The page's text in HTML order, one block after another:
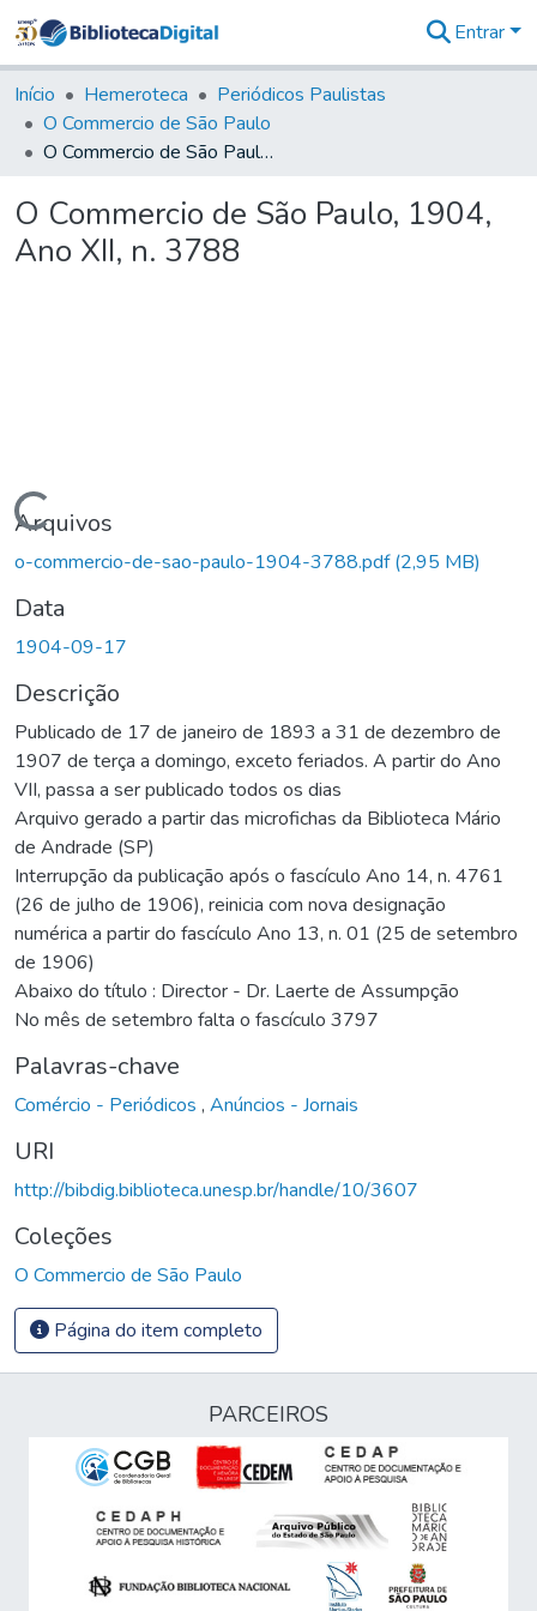
&
Coleções
Tudo na
Biblioteca
Estatísticas
Entrar
Início Hemeroteca
Periódicos Paulistas
O Commercio de São Paulo
O Commercio de São Paulo, 1904, Ano XII, n. 3788
O Commercio de São Paulo, 1904,
Ano XII, n. 3788
Carregando...
Arquivos
o-commercio-de-sao-paulo-1904-3788.pdf(2,95 MB)
Data
1904-09-17
Descrição
Publicado de 17 de janeiro de 1893 a 31 de dezembro de
1907 de terça a domingo, exceto feriados. A partir do Ano
VII, passa a ser publicado todos os dias
Arquivo gerado a partir das microfichas da Biblioteca Mário
de Andrade (SP)
Interrupção da publicação após o fascículo Ano 14, n. 4761
(26 de julho de 1906), reinicia com nova designação
numérica a partir do fascículo Ano 13, n. 01 (25 de setembro
de 1906)
Abaixo do título : Director - Dr. Laerte de Assumpção
No mês de setembro falta o fascículo 3797
Palavras-chave
Comércio - Periódicos , Anúncios - Jornais
URI
http://bibdig.biblioteca.unesp.br/handle/10/3607
Coleções
O Commercio de São Paulo
Página do item completo
PARCEIROS